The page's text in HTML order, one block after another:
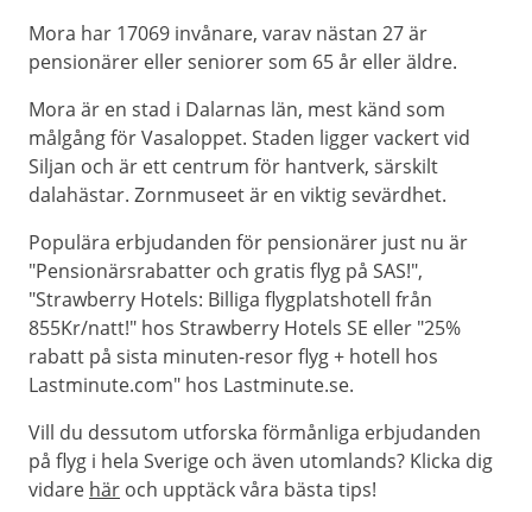
Mora har 17069 invånare, varav nästan 27 är
pensionärer eller seniorer som 65 år eller äldre.
Mora är en stad i Dalarnas län, mest känd som
målgång för Vasaloppet. Staden ligger vackert vid
Siljan och är ett centrum för hantverk, särskilt
dalahästar. Zornmuseet är en viktig sevärdhet.
Populära erbjudanden för pensionärer just nu är
"Pensionärsrabatter och gratis flyg på SAS!",
"Strawberry Hotels: Billiga flygplatshotell från
855Kr/natt!" hos Strawberry Hotels SE eller "25%
rabatt på sista minuten-resor flyg + hotell hos
Lastminute.com" hos Lastminute.se.
Vill du dessutom utforska förmånliga erbjudanden
på flyg i hela Sverige och även utomlands? Klicka dig
vidare här och upptäck våra bästa tips!